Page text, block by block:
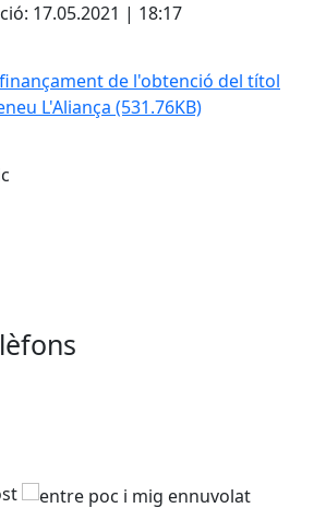
17.05.2021 | 18:17
de l'obtenció del títol
L'Aliança (531.76KB)